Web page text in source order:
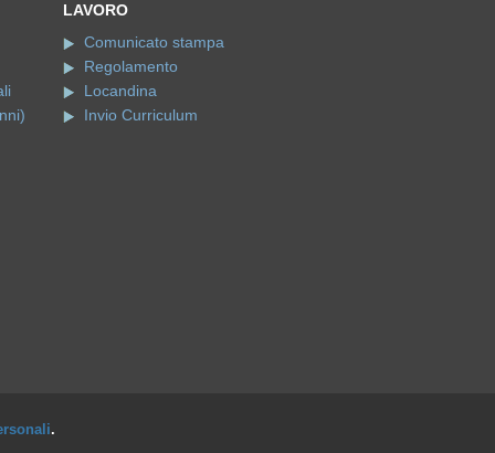
LAVORO
Comunicato stampa
Regolamento
Locandina
Invio Curriculum
.